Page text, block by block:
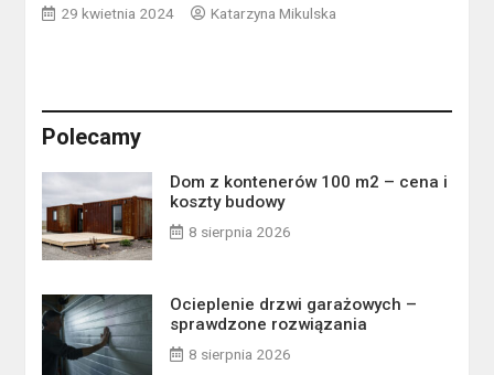
29 kwietnia 2024 Katarzyna Mikulska
Polecamy
Dom z kontenerów 100 m2 – cena i
koszty budowy
8 sierpnia 2026
Ocieplenie drzwi garażowych –
sprawdzone rozwiązania
8 sierpnia 2026